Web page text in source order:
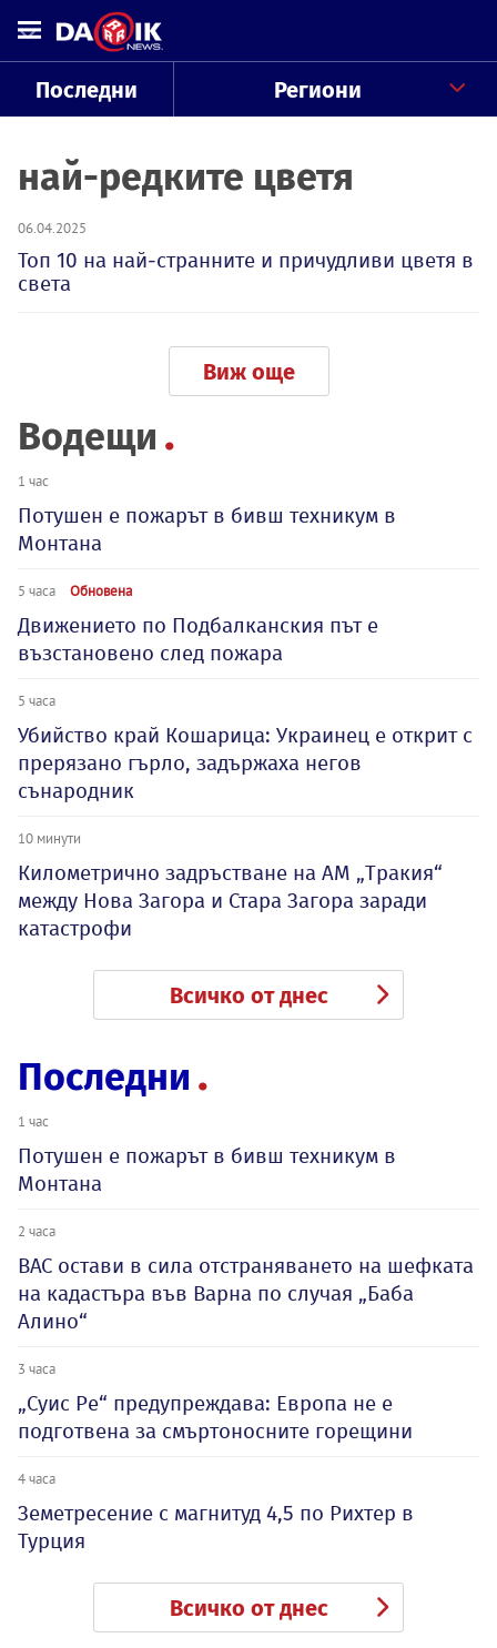
Последни Региони
най-редките цветя
06.04.2025
Топ 10 на най-странните и причудливи цветя в
света
Виж още
Водещи
1 час
Потушен е пожарът в бивш техникум в
Монтана
5 часа Обновена
Движението по Подбалканския път е
възстановено след пожара
5 часа
Убийство край Кошарица: Украинец е открит с
прерязано гърло, задържаха негов
сънародник
10 минути
Километрично задръстване на АМ „Тракия“
между Нова Загора и Стара Загора заради
катастрофи
Всичко от днес
Последни
1 час
Потушен е пожарът в бивш техникум в
Монтана
2 часа
ВАС остави в сила отстраняването на шефката
на кадастъра във Варна по случая „Баба
Алино“
3 часа
„Суис Ре“ предупреждава: Европа не е
подготвена за смъртоносните горещини
4 часа
Земетресение с магнитуд 4,5 по Рихтер в
Турция
Всичко от днес